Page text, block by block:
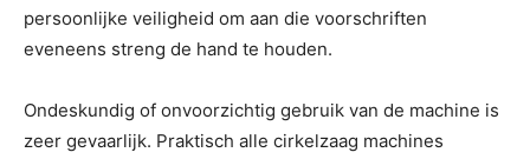
persoonlijke veiligheid om aan die voorschriften
eveneens streng de hand te houden.
Ondeskundig of onvoorzichtig gebruik van de machine is
zeer gevaarlijk. Praktisch alle cirkelzaag machines